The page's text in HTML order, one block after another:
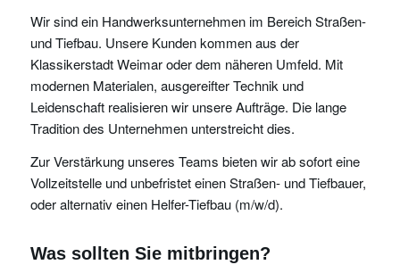
Wir sind ein Handwerksunternehmen im Bereich Straßen-
und Tiefbau. Unsere Kunden kommen aus der
Klassikerstadt Weimar oder dem näheren Umfeld. Mit
modernen Materialen, ausgereifter Technik und
Leidenschaft realisieren wir unsere Aufträge. Die lange
Tradition des Unternehmen unterstreicht dies.
Zur Verstärkung unseres Teams bieten wir ab sofort eine
Vollzeitstelle und unbefristet einen Straßen- und Tiefbauer,
oder alternativ einen Helfer-Tiefbau (m/w/d).
Was sollten Sie mitbringen?